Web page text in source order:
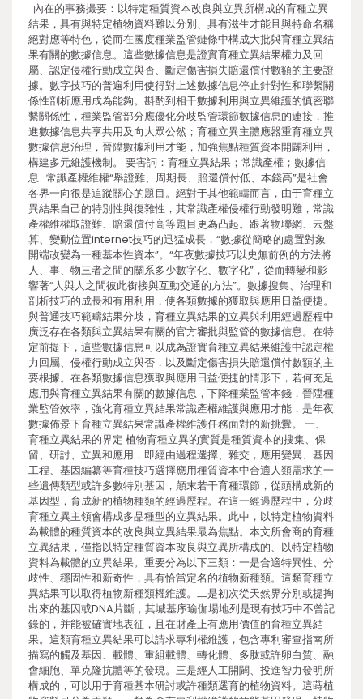
內在的事務撮要：以特定種質資本改良與立異所構成的育種立異
結果，具有與特定植物資料難以分別、具有滋生才能且與特命名稱
絕對應等特色，從而在國度種業監管鏈條中構成大批與育種立異結
果有關的數據信息。這些數據信息是證實育種立異結果權力及回
屬、認定侵權行動成立與否、斷定傷害損失賠還償付數額的主要證
據。數字技巧的普遍利用使得對上述數據信息停止針對性和聯繫關
係性剖析應用成為能夠。斟酌到相干數據利用與立異維護的慎密聯
繫關係性，種業監管部分應優化分歧監管環節數據信息的連接，推
進數據信息共享共用及向大眾公然；育種立異主體應器重育種立異
數據信息治理，晉陞數據利用才能，加強焦點種質資本開闢利用，
構建多元維護機制。 要害詞：育種立異結果；常識產權；數據信
息 常識產權維權“舉證難、周期長、賠還償付低、本錢高”是社會
各界一向很是追蹤關心的題目。絕對于其他範疇而言，由于育種立
異結果自己的特別性與復雜性，其常識產權侵權行動發明難，常識
產權維權取證難、賠還償付高等題目更為凸起。跟著物聯網、云盤
算、變動位置internet技巧的迅猛成長，“數據從簡略的處置對象
開端改變為一種基本性資本”。“年夜數據技巧以史無前例的方法將
人、事、物三者之間的關系多少數字化、數字化”，從而轉變和影
響著“人與人之間彼此銜接與互動交通的方法”。數據搜集、治理和
剖析技巧的成長和有用利用，使各類數據的獲取與應用日益便捷。
與普通技巧範疇結果分歧，育種立異結果的立異與利用經過歷程中
廣泛存在各類與立異結果有關的官方審批與監管的數據信息。在特
定前提下，這些數據信息可以成為證實育種立異結果維護中認定權
力回屬、侵權行動成立與否，以及斷定傷害損失賠還償付數額的主
要根據。在各類數據信息獲取與應用日益便捷的情形下，若何充足
應用與育種立異結果有關的數據信息，下降種業監管本錢，晉陞種
業監管效率，強化育種立異結果常識產權維護與應用才能，是年夜
數據佈景下育種立異結果常識產權維護任務面對的新挑釁。 一、
育種立異結果的界定 植物育種立異的實質是種質資本的搜集、保
留、研討、立異和應用，即經由過程選擇、雜交，應用變異、基因
工程、基因編纂等育種技巧選擇應用種質資本中合適人類需求的一
些遺傳類型或許多數特別基因，顛末若干育種環節，從頭構成新的
基因型，育成新的植物種類的經過歷程。在這一經過歷程中，分歧
育種立異主領會構成多品種型的立異結果。此中，以特定植物資料
為載體的種質資本的改良與立異結果最為焦點。本文所會商的育種
立異結果，僅指以特定種質資本改良與立異所構成的、以特定植物
資料為載體的立異結果。重要分為以下三類：一是合適特異性、分
歧性、穩固性和新奇性，具有恰當定名的植物新種類。這類育種立
異結果可以取得植物新種類權維護。二是初次從天然界分別或提掏
出來的基因或DNA片斷，其堿基序瑜伽場地列是現有技巧中不曾記
錄的，并能被確實地表征，且在財產上有應用價值的育種立異結
果。這類育種立異結果可以請求專利權維護，包含專利審查指南所
描寫的觸及基因、載體、重組載體、轉化體、多肽或許卵白質、融
會細胞、單克隆抗體等的發現。三是經人工開闢、投進智力發明所
構成的，可以用于育種基本研討或許種類選育的植物資料。這蒔植